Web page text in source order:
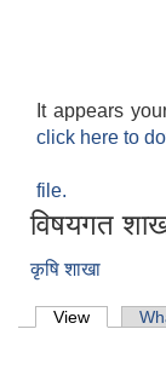
It appears
click here to
file.
विषयगत
कृषि शाखा
Primary
View (active